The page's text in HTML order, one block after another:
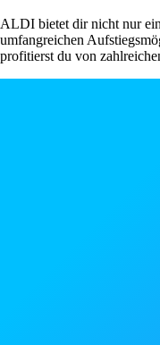
ALDI bietet dir nicht nur
umfangreichen
profitierst du von